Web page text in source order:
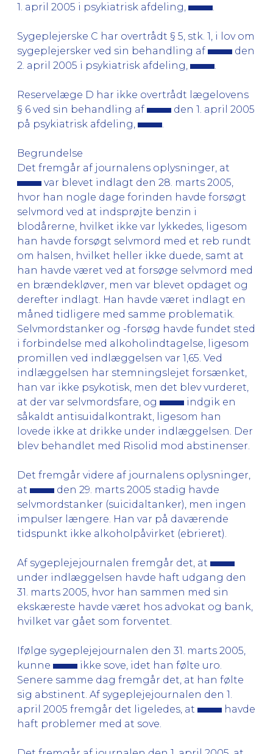
1. april 2005 i psykiatrisk afdeling,
Sygeplejerske C har overtrådt § 5, stk. 1, i lov om
sygeplejersker ved sin behandling af
den
2. april 2005 i psykiatrisk afdeling,
Reservelæge D har ikke overtrådt lægelovens
§ 6 ved sin behandling af
den 1. april 2005
på psykiatrisk afdeling,
Begrundelse
Det fremgår af journalens oplysninger, at
var blevet indlagt den 28. marts 2005,
hvor han nogle dage forinden havde forsøgt
selvmord ved at indsprøjte benzin i
blodårerne, hvilket ikke var lykkedes, ligesom
han havde forsøgt selvmord med et reb rundt
om halsen, hvilket heller ikke duede, samt at
han havde været ved at forsøge selvmord med
en brændekløver, men var blevet opdaget og
derefter indlagt. Han havde været indlagt en
måned tidligere med samme problematik.
Selvmordstanker og -forsøg havde fundet sted
i forbindelse med alkoholindtagelse, ligesom
promillen ved indlæggelsen var 1,65. Ved
indlæggelsen har stemningslejet forsænket,
han var ikke psykotisk, men det blev vurderet,
at der var selvmordsfare, og
indgik en
såkaldt antisuidalkontrakt, ligesom han
lovede ikke at drikke under indlæggelsen. Der
blev behandlet med Risolid mod abstinenser.
Det fremgår videre af journalens oplysninger,
at
den 29. marts 2005 stadig havde
selvmordstanker (suicidaltanker), men ingen
impulser længere. Han var på daværende
tidspunkt ikke alkoholpåvirket (ebrieret).
Af sygeplejejournalen fremgår det, at
under indlæggelsen havde haft udgang den
31. marts 2005, hvor han sammen med sin
ekskæreste havde været hos advokat og bank,
hvilket var gået som forventet.
Ifølge sygeplejejournalen den 31. marts 2005,
kunne
ikke sove, idet han følte uro.
Senere samme dag fremgår det, at han følte
sig abstinent. Af sygeplejejournalen den 1.
april 2005 fremgår det ligeledes, at
havde
haft problemer med at sove.